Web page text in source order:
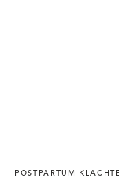
POSTPARTUM